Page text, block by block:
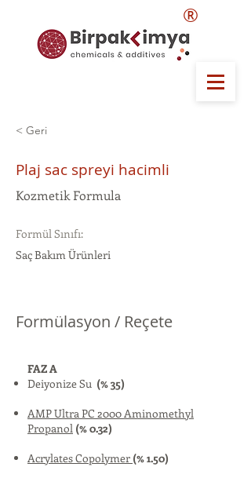
®
< Geri
Plaj sac spreyi hacimli
Kozmetik Formula
Formül Sınıfı:
Saç Bakım Ürünleri
Formülasyon / Reçete
FAZ A
Deiyonize Su (% 35)
AMP Ultra PC 2000 Aminomethyl
Propanol (% 0.32)
Acrylates Copolymer (% 1.50)